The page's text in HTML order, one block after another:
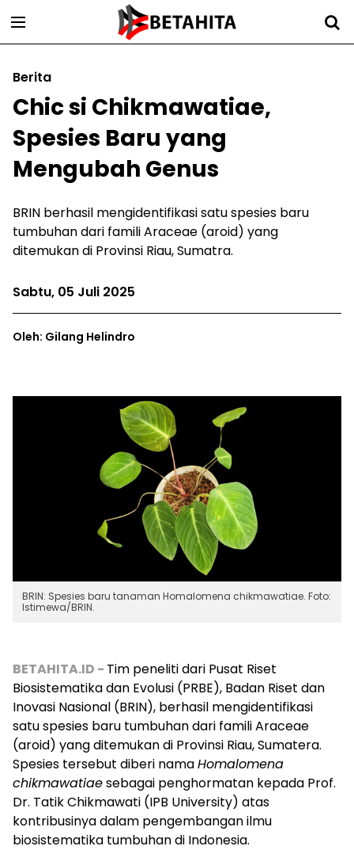
Berita
Chic si Chikmawatiae,
Spesies Baru yang
Mengubah Genus
BRIN berhasil mengidentifikasi satu spesies baru
tumbuhan dari famili Araceae (aroid) yang
ditemukan di Provinsi Riau, Sumatra.
Sabtu, 05 Juli 2025
Oleh: Gilang Helindro
BRIN: Spesies baru tanaman Homalomena chikmawatiae. Foto:
Istimewa/BRIN.
BETAHITA.ID - Tim peneliti dari Pusat Riset
Biosistematika dan Evolusi (PRBE), Badan Riset dan
Inovasi Nasional (BRIN), berhasil mengidentifikasi
satu spesies baru tumbuhan dari famili Araceae
(aroid) yang ditemukan di Provinsi Riau, Sumatera.
Spesies tersebut diberi namaHomalomena
chikmawatiaesebagai penghormatan kepada Prof.
Dr. Tatik Chikmawati (IPB University) atas
kontribusinya dalam pengembangan ilmu
biosistematika tumbuhan di Indonesia.